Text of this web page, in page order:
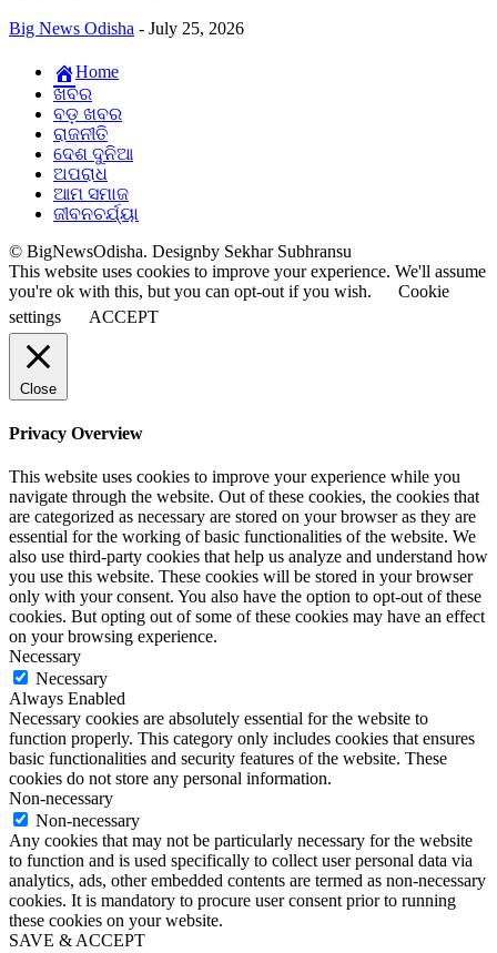
Big News Odisha - July 25, 2026
Home
ଖବର
ବଡ଼ ଖବର
ରାଜନୀତି
ଦେଶ ଦୁନିଆ
ଅପରାଧ
ଆମ ସମାଜ
ଜୀବନଚର୍ଯ୍ୟା
© BigNewsOdisha. Designby Sekhar Subhransu
This website uses cookies to improve your experience. We'll assume
you're ok with this, but you can opt-out if you wish.
Cookie
settings
ACCEPT
Close
Privacy Overview
This website uses cookies to improve your experience while you
navigate through the website. Out of these cookies, the cookies that
are categorized as necessary are stored on your browser as they are
essential for the working of basic functionalities of the website. We
also use third-party cookies that help us analyze and understand how
you use this website. These cookies will be stored in your browser
only with your consent. You also have the option to opt-out of these
cookies. But opting out of some of these cookies may have an effect
on your browsing experience.
Necessary
Necessary
Always Enabled
Necessary cookies are absolutely essential for the website to
function properly. This category only includes cookies that ensures
basic functionalities and security features of the website. These
cookies do not store any personal information.
Non-necessary
Non-necessary
Any cookies that may not be particularly necessary for the website
to function and is used specifically to collect user personal data via
analytics, ads, other embedded contents are termed as non-necessary
cookies. It is mandatory to procure user consent prior to running
these cookies on your website.
SAVE & ACCEPT